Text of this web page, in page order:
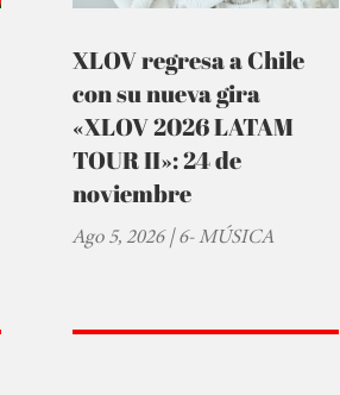
XLOV regresa a Chile
con su nueva gira
«XLOV 2026 LATAM
TOUR II»: 24 de
noviembre
Ago 5, 2026|6- MÚSICA